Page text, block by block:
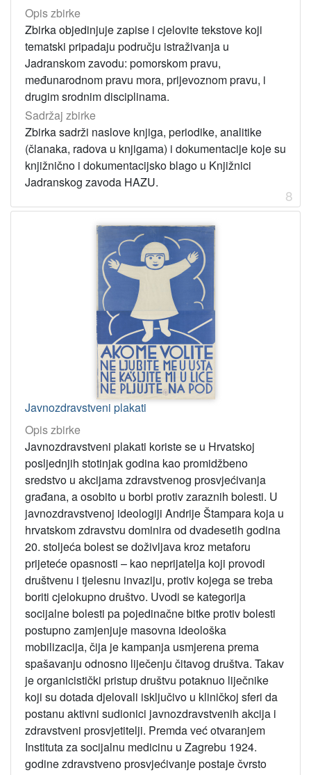
Opis zbirke
Zbirka objedinjuje zapise i cjelovite tekstove koji
tematski pripadaju području istraživanja u
Jadranskom zavodu: pomorskom pravu,
međunarodnom pravu mora, prijevoznom pravu, i
drugim srodnim disciplinama.
Sadržaj zbirke
Zbirka sadrži naslove knjiga, periodike, analitike
(članaka, radova u knjigama) i dokumentacije koje su
knjižnično i dokumentacijsko blago u Knjižnici
Jadranskog zavoda HAZU.
8
Javnozdravstveni plakati
Opis zbirke
Javnozdravstveni plakati koriste se u Hrvatskoj
posljednjih stotinjak godina kao promidžbeno
sredstvo u akcijama zdravstvenog prosvjećivanja
građana, a osobito u borbi protiv zaraznih bolesti. U
javnozdravstvenoj ideologiji Andrije Štampara koja u
hrvatskom zdravstvu dominira od dvadesetih godina
20. stoljeća bolest se doživljava kroz metaforu
prijeteće opasnosti – kao neprijatelja koji provodi
društvenu i tjelesnu invaziju, protiv kojega se treba
boriti cjelokupno društvo. Uvodi se kategorija
socijalne bolesti pa pojedinačne bitke protiv bolesti
postupno zamjenjuje masovna ideološka
mobilizacija, čija je kampanja usmjerena prema
spašavanju odnosno liječenju čitavog društva. Takav
je organicistički pristup društvu potaknuo liječnike
koji su dotada djelovali isključivo u kliničkoj sferi da
postanu aktivni sudionici javnozdravstvenih akcija i
zdravstveni prosvjetitelji. Premda već otvaranjem
Instituta za socijalnu medicinu u Zagrebu 1924.
godine zdravstveno prosvjećivanje postaje čvrsto